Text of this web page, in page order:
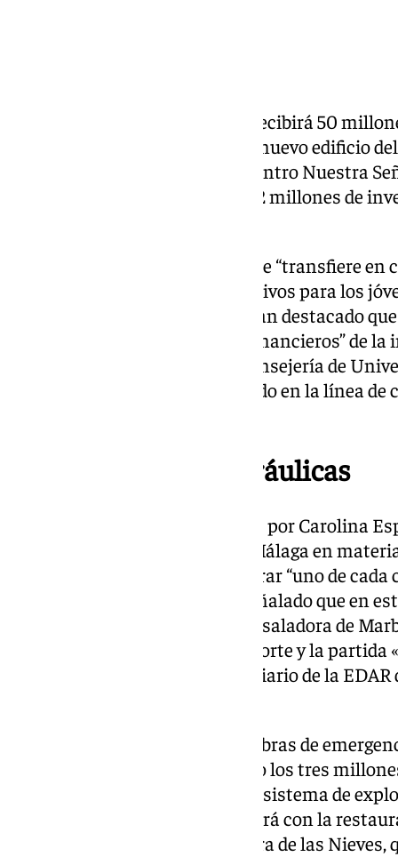
En materia educativa, Málaga recibirá 50
IES de Benalmádena Pueblo, el nuevo edificio
capital, o la inversión para el Centro Nuestra
Cártama, así como “los hasta 32 millones de
Para la Universidad de Málaga se “transfiere
universidades públicas e incentivos para los
24 millones de euros, aunque han destacado
una solución a los problemas financieros” de
Junta de Andalucía, tanto la Consejería de
propia UMA, estamos trabajando en la línea
Infraestructuras hidráulicas
Uno de los aspectos destacados por Carolina
ha realizado “como nunca” en Málaga en
hidráulicas, donde han ido a parar “uno de
Andalucía”. En esta línea, ha señalado que en
incluirá la segunda fase de la desaladora de
presupuestaria para la EDAR Norte y la
aguas regeneradas desde el terciario de la
Asimismo, se ha referido a las obras de
Guadalhorce, con 5,4 millones, o los tres
canales principales de riego del sistema de
Limonero. Además, se continuará con la
del centro de visitantes del Sierra de las